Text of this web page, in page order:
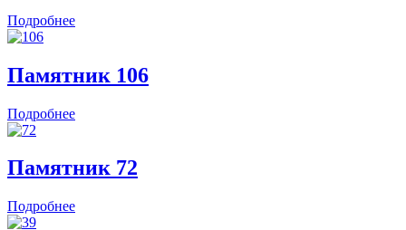
Подробнее
Памятник 106
Подробнее
Памятник 72
Подробнее